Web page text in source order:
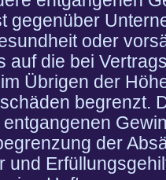
gegenüber
oder
auf die bei
Übrigen der
begrenzt.
der
und